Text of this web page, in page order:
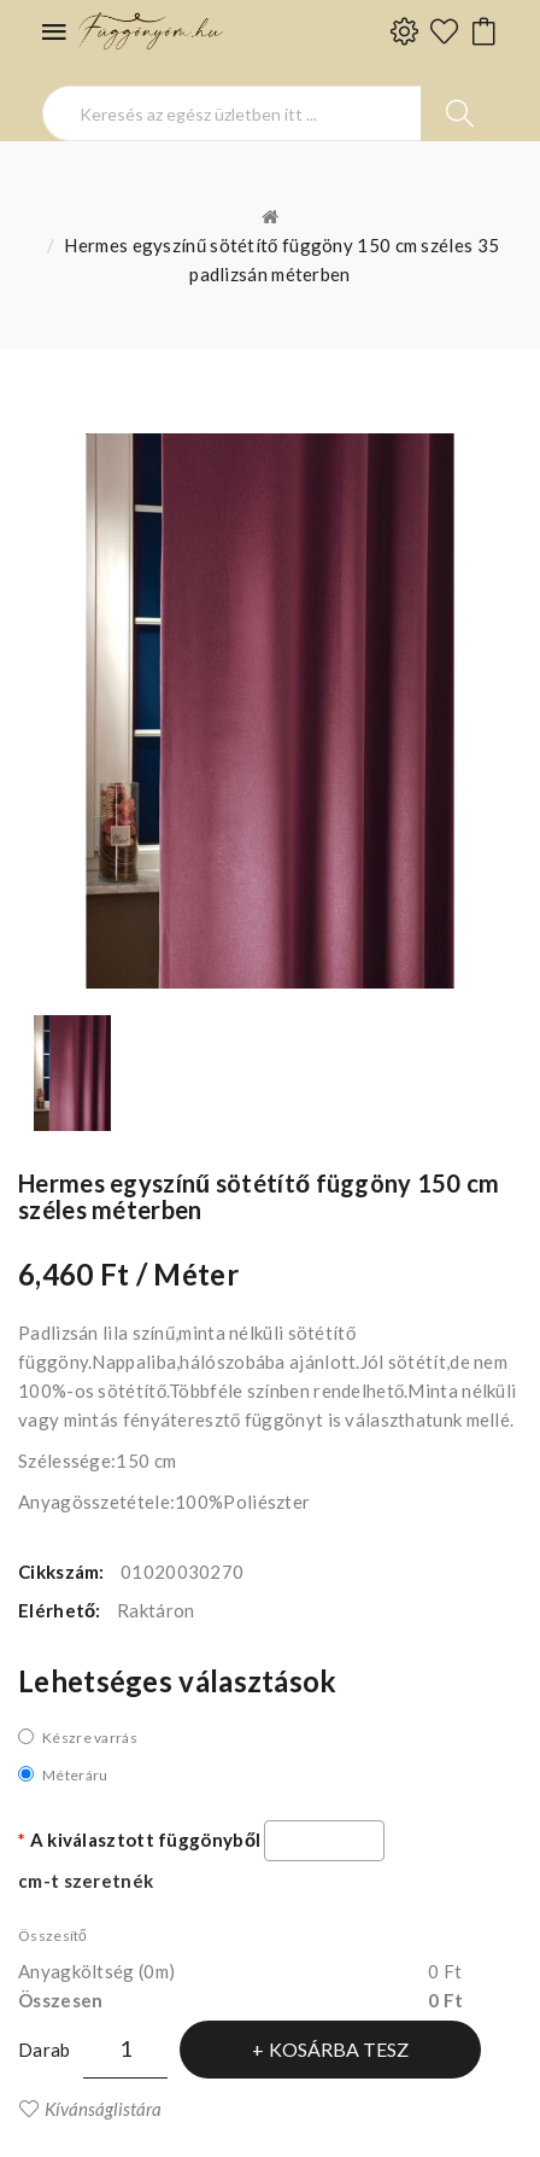
Hermes egyszínű sötétítő függöny 150 cm széles 35
padlizsán méterben
Hermes egyszínű sötétítő függöny 150 cm
széles méterben
6,460 Ft / Méter
Padlizsán lila színű,minta nélküli sötétítő
függöny.Nappaliba,hálószobába ajánlott.Jól sötétít,de nem
100%-os sötétítő.Többféle színben rendelhető.Minta nélküli
vagy mintás fényáteresztő függönyt is választhatunk mellé.
Szélessége:150 cm
Anyagösszetétele:100%Poliészter
Cikkszám:
01020030270
Elérhető:
Raktáron
Lehetséges választások
Készre varrás
Méteráru
A kiválasztott függönyből
cm-t szeretnék
Összesítő
Anyagköltség (0m)
0 Ft
Összesen
0 Ft
Darab KOSÁRBA TESZ
Kívánságlistára